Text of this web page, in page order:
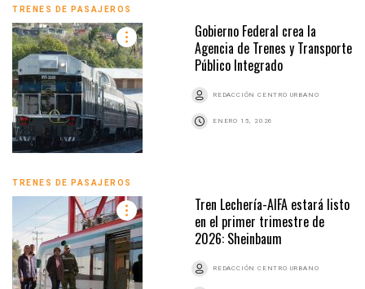
TRENES DE PASAJEROS
Gobierno Federal crea la
Agencia de Trenes y Transporte
Público Integrado
REDACCIÓN CENTRO URBANO
ENERO 15, 2026
TRENES DE PASAJEROS
Tren Lechería-AIFA estará listo
en el primer trimestre de
2026: Sheinbaum
REDACCIÓN CENTRO URBANO